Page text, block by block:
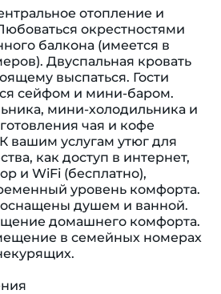
отопление и
окрестностями
балкона (имеется в
Двуспальная кровать
выспаться. Гости
сейфом и мини-баром.
мини-холодильника и
чая и кофе
вашим услугам утюг для
как доступ в интернет,
и WiFi (бесплатно),
уровень комфорта.
душем и ванной.
домашнего комфорта.
в семейных номерах